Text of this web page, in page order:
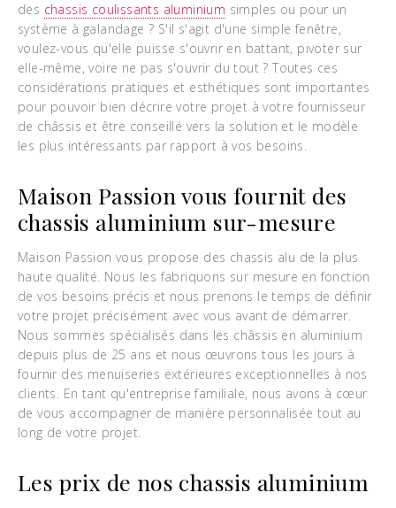
des chassis coulissants aluminium simples ou pour un
système à galandage ? S'il s'agit d'une simple fenêtre,
voulez-vous qu'elle puisse s'ouvrir en battant, pivoter sur
elle-même, voire ne pas s'ouvrir du tout ? Toutes ces
considérations pratiques et esthétiques sont importantes
pour pouvoir bien décrire votre projet à votre fournisseur
de châssis et être conseillé vers la solution et le modèle
les plus intéressants par rapport à vos besoins.
Maison Passion vous fournit des
chassis aluminium sur-mesure
Maison Passion vous propose des chassis alu de la plus
haute qualité. Nous les fabriquons sur mesure en fonction
de vos besoins précis et nous prenons le temps de définir
votre projet précisément avec vous avant de démarrer.
Nous sommes spécialisés dans les châssis en aluminium
depuis plus de 25 ans et nous œuvrons tous les jours à
fournir des menuiseries extérieures exceptionnelles à nos
clients. En tant qu'entreprise familiale, nous avons à cœur
de vous accompagner de manière personnalisée tout au
long de votre projet.
Les prix de nos chassis aluminium